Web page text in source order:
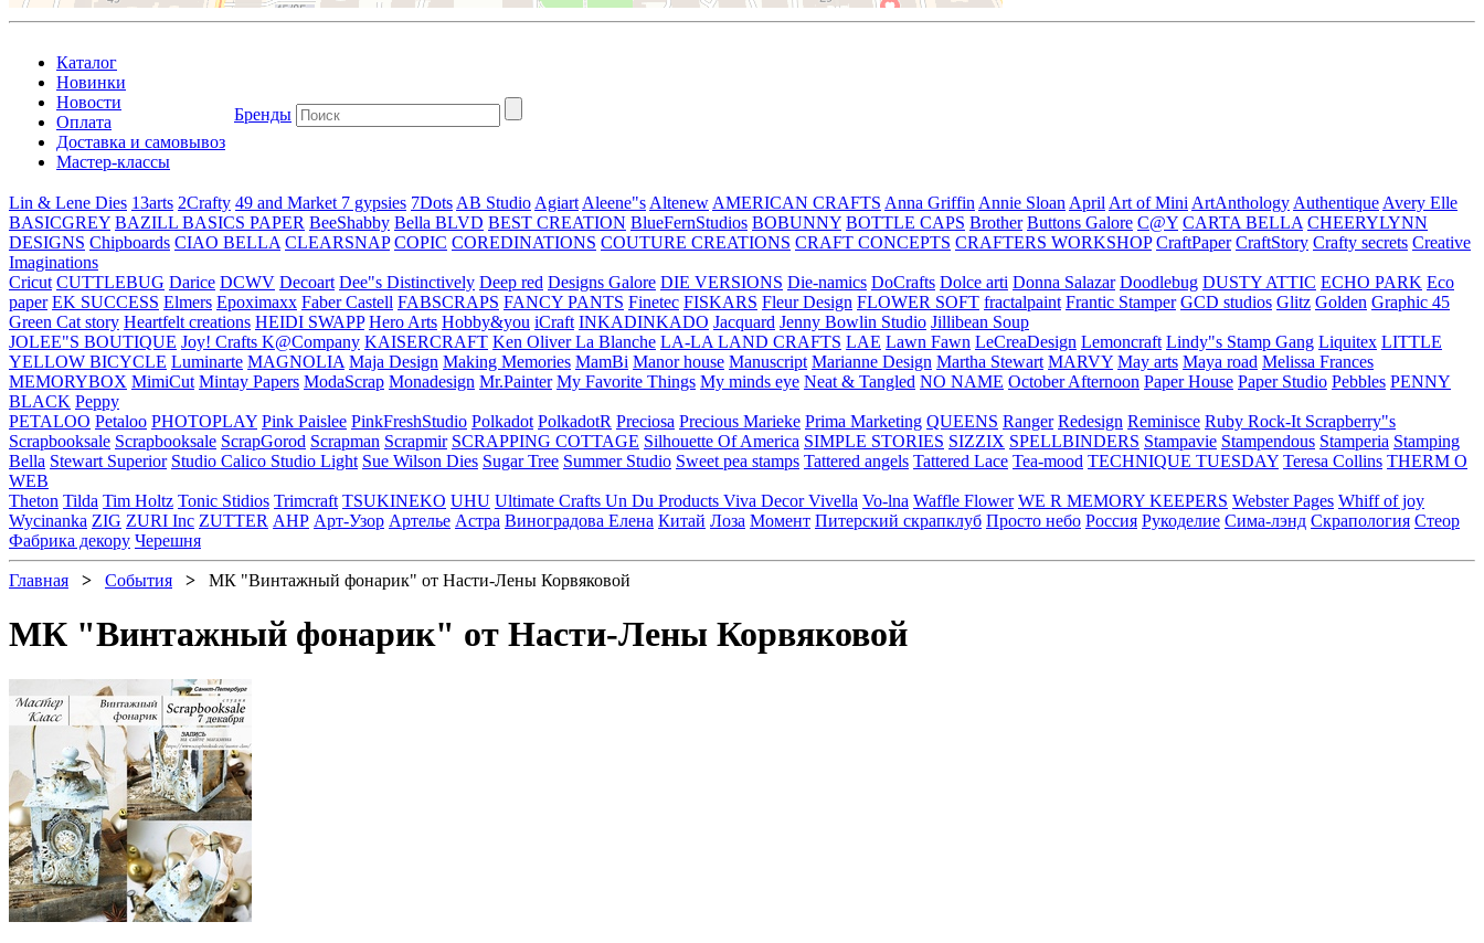
Каталог
Новинки
Новости
Оплата
Доставка и самовывоз
Мастер-классы
Бренды
Lin & Lene Dies 13arts 2Crafty 49 and Market 7 gypsies 7Dots AB Studio Agiart Aleene"s Altenew AMERICAN CRAFTS Anna Griffin Annie Sloan April Art of Mini ArtAnthology Authentique Avery Elle
BASICGREY BAZILL BASICS PAPER BeeShabby Bella BLVD BEST CREATION BlueFernStudios BOBUNNY BOTTLE CAPS Brother Buttons Galore C@Y CARTA BELLA CHEERYLYNN
DESIGNS Chipboards CIAO BELLA CLEARSNAP COPIC COREDINATIONS COUTURE CREATIONS CRAFT CONCEPTS CRAFTERS WORKSHOP CraftPaper CraftStory Crafty secrets Creative
Imaginations
Cricut CUTTLEBUG Darice DCWV Decoart Dee"s Distinctively Deep red Designs Galore DIE VERSIONS Die-namics DoCrafts Dolce arti Donna Salazar Doodlebug DUSTY ATTIC ECHO PARK Eco
paper EK SUCCESS Elmers Epoximaxx Faber Castell FABSCRAPS FANCY PANTS Finetec FISKARS Fleur Design FLOWER SOFT fractalpaint Frantic Stamper GCD studios Glitz Golden Graphic 45
Green Cat story Heartfelt creations HEIDI SWAPP Hero Arts Hobby&you iCraft INKADINKADO Jacquard Jenny Bowlin Studio Jillibean Soup
JOLEE"S BOUTIQUE Joy! Crafts K@Company KAISERCRAFT Ken OliverLa Blanche LA-LA LAND CRAFTS LAE Lawn Fawn LeCreaDesign Lemoncraft Lindy"s Stamp Gang Liquitex LITTLE
YELLOW BICYCLE Luminarte MAGNOLIA Maja Design Making Memories MamBi Manor house Manuscript Marianne Design Martha Stewart MARVY May arts Maya road Melissa Frances
MEMORYBOX MimiCut Mintay Papers ModaScrap Monadesign Mr.Painter My Favorite Things My minds eye Neat & Tangled NO NAME October Afternoon Paper House Paper Studio Pebbles PENNY
BLACK Peppy
PETALOO Petaloo PHOTOPLAY Pink Paislee PinkFreshStudio Polkadot PolkadotR Preciosa Precious Marieke Prima Marketing QUEENS Ranger Redesign Reminisce Ruby Rock-It Scrapberry"s
Scrapbooksale Scrapbooksale ScrapGorod Scrapman Scrapmir SCRAPPING COTTAGE Silhouette Of America SIMPLE STORIES SIZZIX SPELLBINDERS Stampavie Stampendous Stamperia Stamping
Bella Stewart Superior Studio Calico Studio Light Sue Wilson Dies Sugar Tree Summer Studio Sweet pea stamps Tattered angels Tattered Lace Tea-mood TECHNIQUE TUESDAY Teresa Collins THERM O
WEB
Theton Tilda Tim Holtz Tonic Stidios Trimcraft TSUKINEKO UHU Ultimate Crafts Un Du Products Viva DecorVivella Vo-lna Waffle Flower WE R MEMORY KEEPERS Webster Pages Whiff of joy
Wycinanka ZIG ZURI Inc ZUTTER АНР Арт-Узор Артелье Астра Виноградова Елена Китай Лоза Момент Питерский скрапклуб Просто небо Россия Рукоделие Сима-лэнд Скрапология Стеор
Фабрика декору Черешня
Главная > События > МК "Винтажный фонарик" от Насти-Лены Корвяковой
МК "Винтажный фонарик" от Насти-Лены Корвяковой